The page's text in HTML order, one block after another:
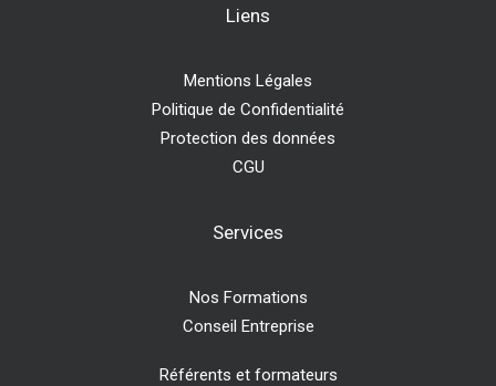
Liens
Mentions Légales
Politique de Confidentialité
Protection des données
CGU
Services
Nos Formations
Conseil Entreprise
Référents et formateurs